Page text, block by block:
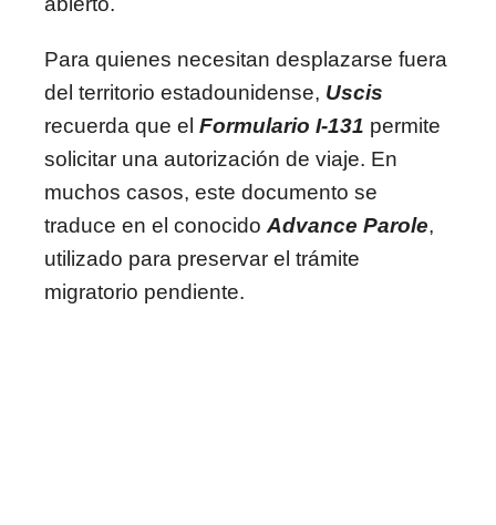
Para quienes necesitan desplazarse fuera
del territorio estadounidense, Uscis
recuerda que el Formulario I-131 permite
solicitar una autorización de viaje. En
muchos casos, este documento se
traduce en el conocido Advance Parole,
utilizado para preservar el trámite
migratorio pendiente.